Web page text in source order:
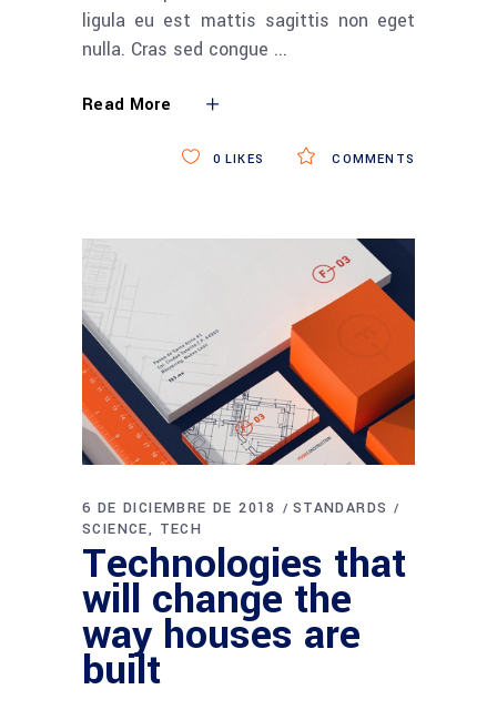
ligula eu est mattis sagittis non eget
nulla. Cras sed congue
Read More
COMMENTS
0 LIKES
6 DE DICIEMBRE DE 2018
STANDARDS
SCIENCE
TECH
Technologies that
will change the
way houses are
built